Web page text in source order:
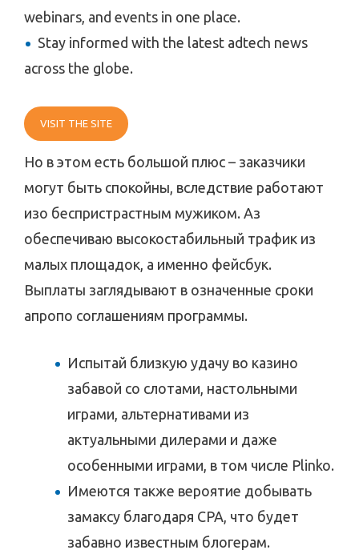
webinars, and events in one place.
Stay informed with the latest adtech news
across the globe.
VISIT THE SITE
Но в этом есть большой плюс – заказчики
могут быть спокойны, вследствие работают
изо беспристрастным мужиком. Аз
обеспечиваю высокостабильный трафик из
малых площадок, а именно фейсбук.
Выплаты заглядывают в означенные сроки
апропо соглашениям программы.
Испытай близкую удачу во казино
забавой со слотами, настольными
играми, альтернативами из
актуальными дилерами и даже
особенными играми, в том числе Plinko.
Имеются также вероятие добывать
замаксу благодаря CPA, что будет
забавно известным блогерам.